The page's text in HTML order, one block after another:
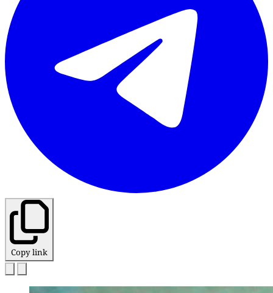
Copy link